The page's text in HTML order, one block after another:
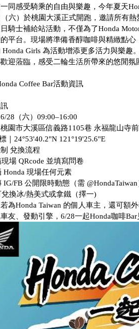
同感受騎乘的自由與樂趣，今年夏天
（六）於桃園大溪正式開跑，邀請所有
騎士補給站活動，不僅為了Honda
平台。現場將準備香醇咖啡與精緻點
Honda Girls 為活動增添更多活力與樂趣
迎蒞臨，感受二輪生活所帶來的悠閒氛
Coffee Bar活動資訊
28（六）09:00–16:00
園市大溪區信義路1105巷 永福龍山寺
｜24°53'40.2"N 121°19'25.6"E
兌換流程
場 QRcode 並填寫問卷
現場任何元素
FB 公開限時動態（需 @HondaTaiwan
換冰/熱美式或拿鐵（擇一)
為Honda Taiwan 的個人車主，還可額
友、發動引擎，6/28一起Honda咖啡Bar